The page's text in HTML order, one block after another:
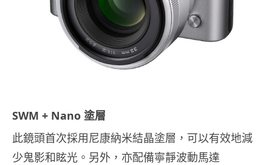
SWM + Nano 塗層
此鏡頭首次採用尼康納米結晶塗層，可以有效地減
少鬼影和眩光。另外，亦配備寧靜波動馬達